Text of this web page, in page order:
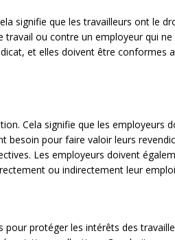
signifie que les travailleurs ont le
ou contre un employeur qui ne
et elles doivent être conformes
Cela signifie que les employeurs
besoin pour faire valoir leurs
Les employeurs doivent
ou indirectement leur
pour protéger les intérêts des